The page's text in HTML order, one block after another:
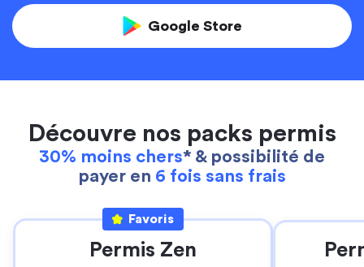
Google Store
Découvre nos packs permis
30% moins chers* & possibilité de
payer en 6 fois sans frais
Favoris
Permis Zen